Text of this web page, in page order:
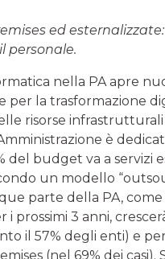
ed
personale.
nella PA apre
la trasformazione
risorse
è
budget va a servizi
un modello
parte della PA,
prossimi 3 anni,
il 57% degli enti) e
(nel 69% dei casi).